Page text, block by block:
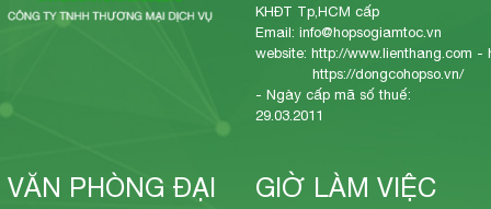
KHĐT Tp,HCM cấp
Email: info@hopsogiamtoc.vn
website: http://www.lienthang.com -
https://dongcohopso.vn/
- Ngày cấp mã số thuế:
29.03.2011
VĂN PHÒNG ĐẠI
GIỜ LÀM VIỆC